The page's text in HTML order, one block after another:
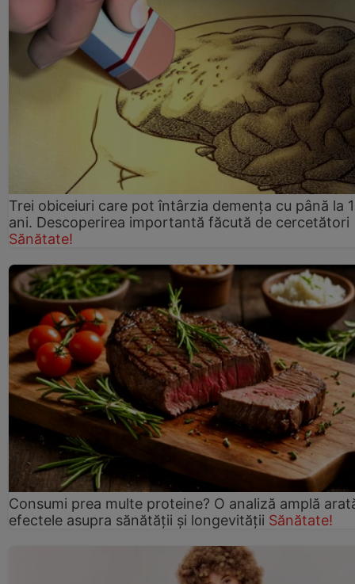
Trei obiceiuri care pot întârzia demența cu până la
ani. Descoperirea importantă făcută de cercetători
Sănătate!
Consumi prea multe proteine? O analiză amplă
efectele asupra sănătății și longevității Sănătate!